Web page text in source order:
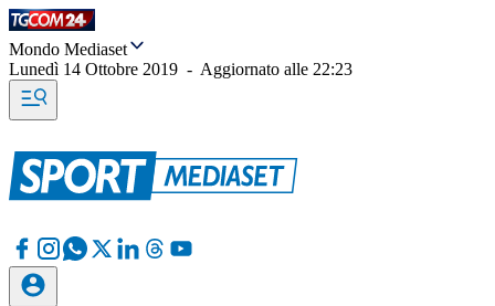
Mondo Mediaset
Lunedì 14 Ottobre 2019 - Aggiornato alle 22:23